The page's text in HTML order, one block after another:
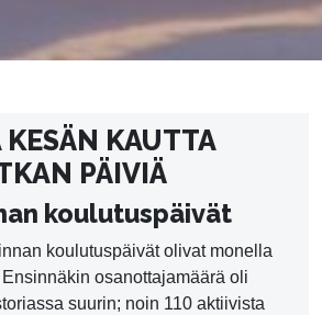
KESÄN KAUTTA
PÄIVIÄ
koulutuspäivät
koulutuspäivät olivat monella
osanottajamäärä oli
suurin; noin 110 aktiivista